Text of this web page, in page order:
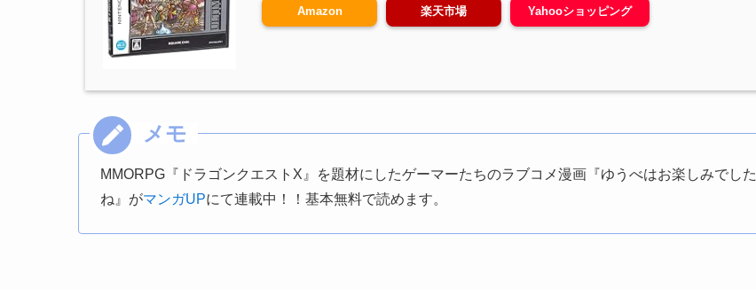
Amazon 楽天市場 Yahooショッピング
MMORPG『ドラゴンクエストX』を題材にしたゲーマーたちのラブコメ漫画『ゆうべはお楽しみでした
ね』がマンガUPにて連載中！！基本無料で読めます。